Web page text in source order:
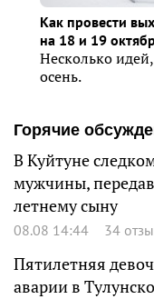
Как провести
на 18 и 19
Несколько
осень.
Горячие
В Куйтуне
мужчины,
летнему сыну
08.08 14:44 34
Пятилетняя
аварии в